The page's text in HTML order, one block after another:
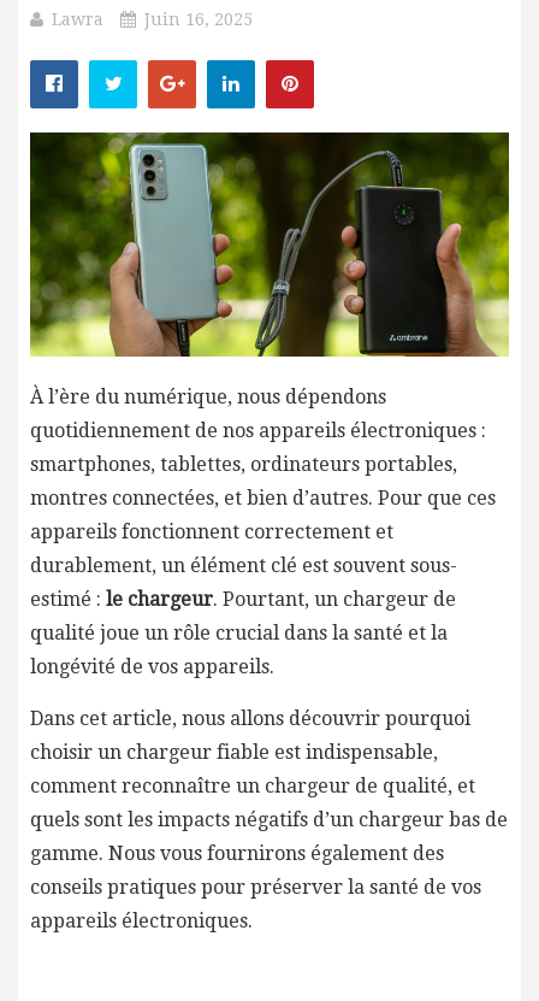
Lawra Juin 16, 2025
À l’ère du numérique, nous dépendons
quotidiennement de nos appareils électroniques :
smartphones, tablettes, ordinateurs portables,
montres connectées, et bien d’autres. Pour que ces
appareils fonctionnent correctement et
durablement, un élément clé est souvent sous-
estimé : le chargeur. Pourtant, un chargeur de
qualité joue un rôle crucial dans la santé et la
longévité de vos appareils.
Dans cet article, nous allons découvrir pourquoi
choisir un chargeur fiable est indispensable,
comment reconnaître un chargeur de qualité, et
quels sont les impacts négatifs d’un chargeur bas de
gamme. Nous vous fournirons également des
conseils pratiques pour préserver la santé de vos
appareils électroniques.